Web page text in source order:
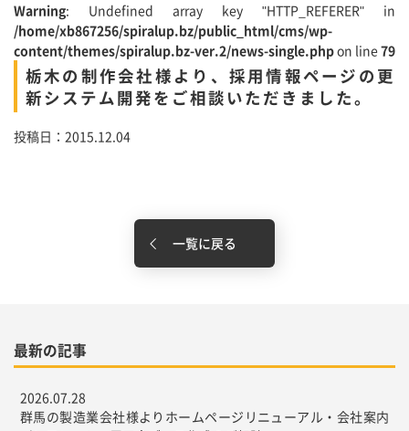
Warning: Undefined array key "HTTP_REFERER" in
/home/xb867256/spiralup.bz/public_html/cms/wp-
content/themes/spiralup.bz-ver.2/news-single.phpon line79
栃木の制作会社様より、採用情報ページの更
新システム開発をご相談いただきました。
投稿日：2015.12.04
一覧に戻る
最新の記事
2026.07.28
群馬の製造業会社様よりホームページリニューアル・会社案内